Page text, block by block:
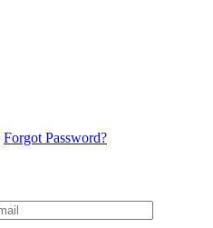
Forgot Password?